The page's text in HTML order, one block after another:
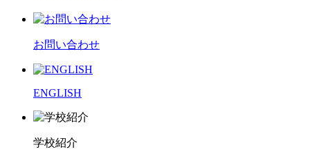
お問い合わせ
ENGLISH
学校紹介